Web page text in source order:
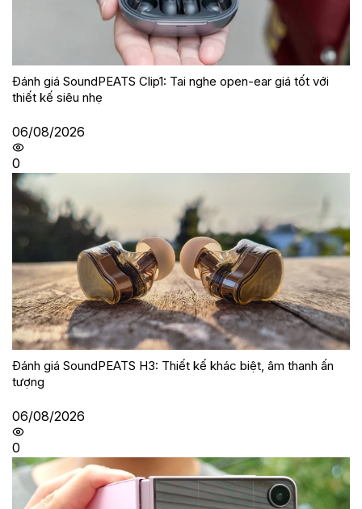
Đánh giá SoundPEATS Clip1: Tai nghe open-ear giá tốt với
thiết kế siêu nhẹ
06/08/2026
0
Đánh giá SoundPEATS H3: Thiết kế khác biệt, âm thanh ấn
tượng
06/08/2026
0